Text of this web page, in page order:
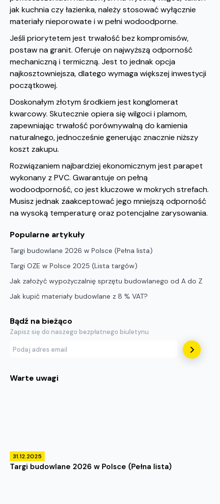
jak kuchnia czy łazienka, należy stosować wyłącznie
materiały nieporowate i w pełni wodoodporne.
Jeśli priorytetem jest trwałość bez kompromisów,
postaw na granit. Oferuje on najwyższą odporność
mechaniczną i termiczną. Jest to jednak opcja
najkosztowniejsza, dlatego wymaga większej inwestycji
początkowej.
Doskonałym złotym środkiem jest konglomerat
kwarcowy. Skutecznie opiera się wilgoci i plamom,
zapewniając trwałość porównywalną do kamienia
naturalnego, jednocześnie generując znacznie niższy
koszt zakupu.
Rozwiązaniem najbardziej ekonomicznym jest parapet
wykonany z PVC. Gwarantuje on pełną
wodoodporność, co jest kluczowe w mokrych strefach.
Musisz jednak zaakceptować jego mniejszą odporność
na wysoką temperaturę oraz potencjalne zarysowania.
Popularne artykuły
Targi budowlane 2026 w Polsce (Pełna lista)
Targi OZE w Polsce 2025 (Lista targów)
Jak założyć wypożyczalnię sprzętu budowlanego od A do Z
Jak kupić materiały budowlane z 8 % VAT?
Bądź na bieżąco
Zapisz się do naszego bezpłatnego biuletynu
Warte uwagi
31.12.2025
Targi budowlane 2026 w Polsce (Pełna lista)